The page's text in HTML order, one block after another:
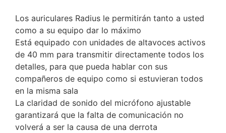
Los auriculares Radius le permitirán tanto a usted
como a su equipo dar lo máximo
Está equipado con unidades de altavoces activos
de 40 mm para transmitir directamente todos los
detalles, para que pueda hablar con sus
compañeros de equipo como si estuvieran todos
en la misma sala
La claridad de sonido del micrófono ajustable
garantizará que la falta de comunicación no
volverá a ser la causa de una derrota